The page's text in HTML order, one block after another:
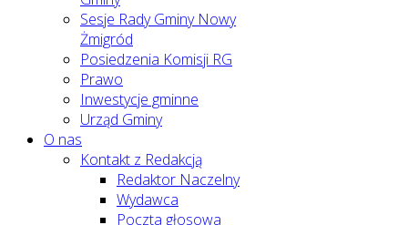
Sesje Rady Gminy Nowy
Żmigród
Posiedzenia Komisji RG
Prawo
Inwestycje gminne
Urząd Gminy
O nas
Kontakt z Redakcją
Redaktor Naczelny
Wydawca
Poczta głosowa